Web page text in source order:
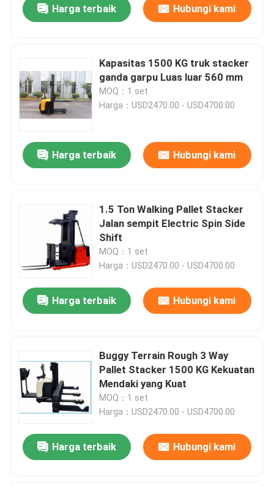
Harga terbaik Hubungi kami
Kapasitas 1500 KG truk stacker
ganda garpu Luas luar 560 mm
MOQ：1 set
Harga：USD2470.00 - USD4700.00
Harga terbaik Hubungi kami
1.5 Ton Walking Pallet Stacker
Jalan sempit Electric Spin Side
Shift
MOQ：1 set
Harga：USD2470.00 - USD4700.00
Harga terbaik Hubungi kami
Buggy Terrain Rough 3 Way
Pallet Stacker 1500 KG Kekuatan
Mendaki yang Kuat
MOQ：1 set
Harga：USD2470.00 - USD4700.00
Harga terbaik Hubungi kami